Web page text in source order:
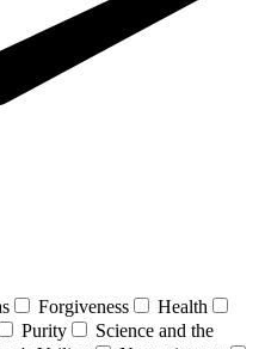
Forgiveness
Health
Purity
Science and the